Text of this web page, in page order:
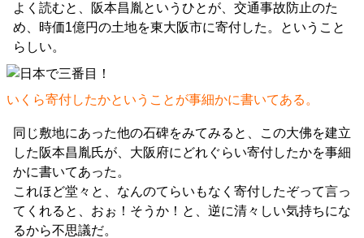
よく読むと、阪本昌胤というひとが、交通事故防止のた
め、時価1億円の土地を東大阪市に寄付した。ということ
らしい。
いくら寄付したかということが事細かに書いてある。
同じ敷地にあった他の石碑をみてみると、この大佛を建立
した阪本昌胤氏が、大阪府にどれぐらい寄付したかを事細
かに書いてあった。
これほど堂々と、なんのてらいもなく寄付したぞって言っ
てくれると、おぉ！そうか！と、逆に清々しい気持ちにな
るから不思議だ。